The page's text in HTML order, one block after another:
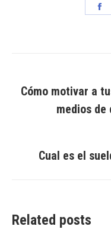
entre
entradas
Cómo motivar a
medios
Cual es el
Related posts